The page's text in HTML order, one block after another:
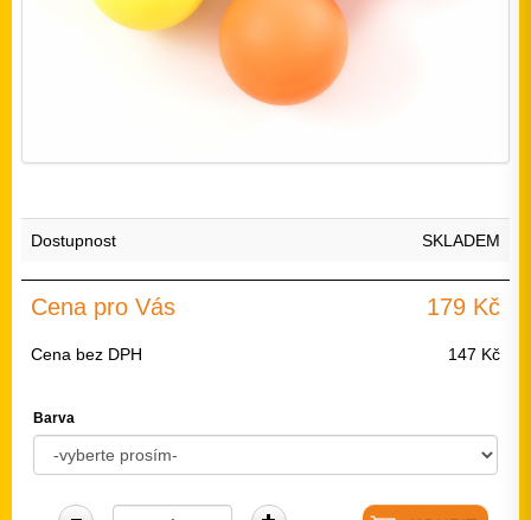
Dostupnost SKLADEM
Cena pro Vás 179 Kč
Cena bez DPH 147 Kč
Barva